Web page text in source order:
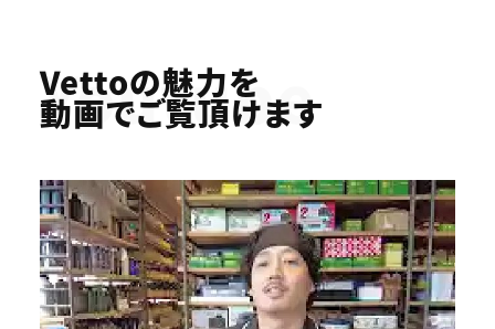
Youtube
Vettoの魅力を
動画でご覧頂けます